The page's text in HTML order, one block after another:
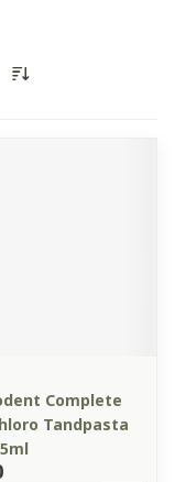
Complete
Tandpasta